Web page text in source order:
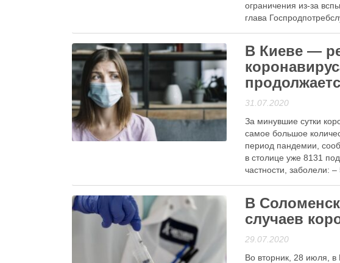
ограничения из-за
глава
Читати далі
Гаряча тема
В Киеве —
31.07.2020
За минувшие сутки
самое большое
период пандемии,
в столице уже 8131
частности, заболели:
В
случаев
29.07.2020
Во вторник, 28 июля, в